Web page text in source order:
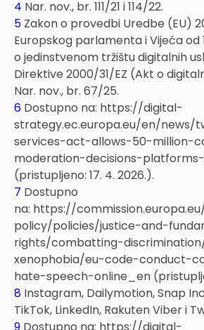
4 Nar. nov., br. 111/21 i 114/22.
5 Zakon o provedbi Uredbe (EU)
Europskog parlamenta i Vijeća od
o jedinstvenom tržištu digitalnih
Direktive 2000/31/EZ (Akt o
Nar. nov., br. 67/25.
6 Dostupno na: https://digital-
strategy.ec.europa.eu/en/news/
services-act-allows-50-million-
moderation-decisions-
(pristupljeno: 17. 4. 2026.).
7 Dostupno
na: https://
policy/policies/justice-and-
rights/combatting-
xenophobia/eu-code-conduct-
hate-speech-online_en
8 Instagram, Dailymotion, Snap
TikTok, LinkedIn, Rakuten Viber i